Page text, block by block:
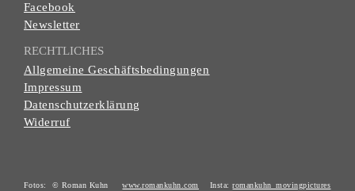
Facebook
Newsletter
RECHTLICHES
Allgemeine Geschäftsbedingungen
Impressum
Datenschutzerklärung
Widerruf
Fotos: © Roman Kuhnwww.romankuhn.com Insta:romankuhn_movingpictures